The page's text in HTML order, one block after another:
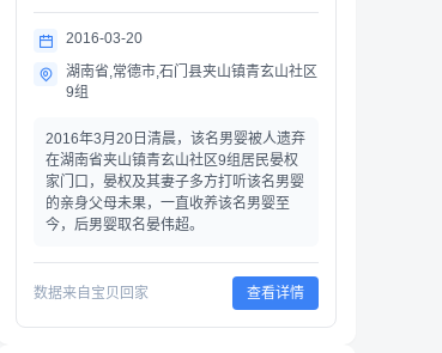
2016-03-20
湖南省,常德市,石门县夹山镇青玄山社区
9组
2016年3月20日清晨，该名男婴被人遗弃
在湖南省夹山镇青玄山社区9组居民晏权
家门口，晏权及其妻子多方打听该名男婴
的亲身父母未果，一直收养该名男婴至
今，后男婴取名晏伟超。
数据来自宝贝回家 查看详情